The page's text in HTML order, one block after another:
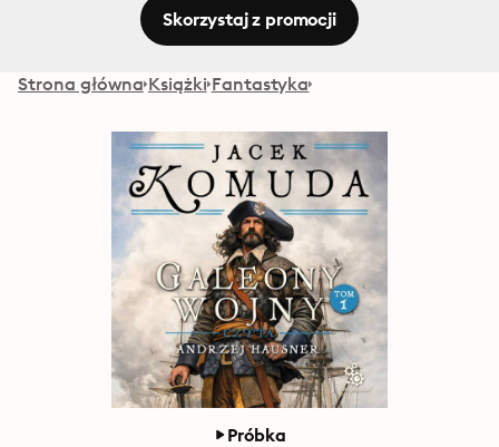
Skorzystaj z promocji
Strona główna Książki Fantastyka
Próbka